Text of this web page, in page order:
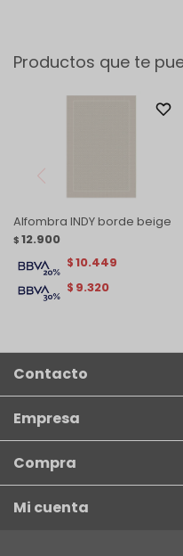
Productos que te
Alfombra INDY borde beige
$ 12.900
$ 9.320
$10.449
Contacto
Empresa
Compra
Mi cuenta